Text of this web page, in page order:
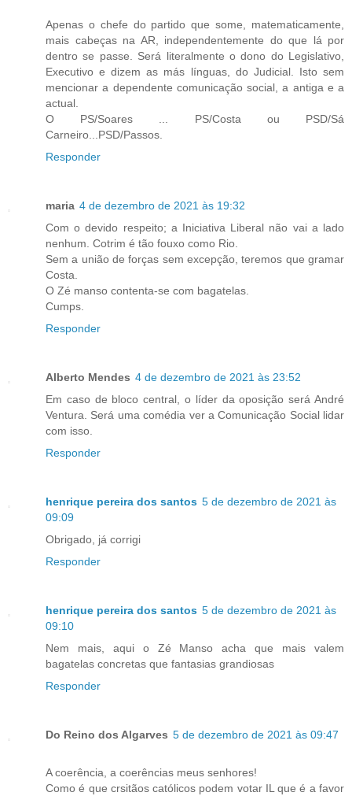
Apenas o chefe do partido que some, matematicamente,
mais cabeças na AR, independentemente do que lá por
dentro se passe. Será literalmente o dono do Legislativo,
Executivo e dizem as más línguas, do Judicial. Isto sem
mencionar a dependente comunicação social, a antiga e a
actual.
O PS/Soares ... PS/Costa ou PSD/Sá
Carneiro...PSD/Passos.
Responder
maria 4 de dezembro de 2021 às 19:32
Com o devido respeito; a Iniciativa Liberal não vai a lado
nenhum. Cotrim é tão fouxo como Rio.
Sem a união de forças sem excepção, teremos que gramar
Costa.
O Zé manso contenta-se com bagatelas.
Cumps.
Responder
Alberto Mendes 4 de dezembro de 2021 às 23:52
Em caso de bloco central, o líder da oposição será André
Ventura. Será uma comédia ver a Comunicação Social lidar
com isso.
Responder
henrique pereira dos santos 5 de dezembro de 2021 às
09:09
Obrigado, já corrigi
Responder
henrique pereira dos santos 5 de dezembro de 2021 às
09:10
Nem mais, aqui o Zé Manso acha que mais valem
bagatelas concretas que fantasias grandiosas
Responder
Do Reino dos Algarves 5 de dezembro de 2021 às 09:47
A coerência, a coerências meus senhores!
Como é que crsitãos católicos podem votar IL que é a favor